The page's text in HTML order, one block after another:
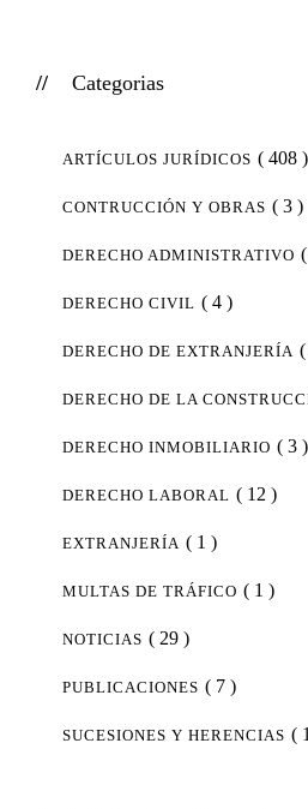
Categorias
ARTÍCULOS JURÍDICOS ( 408 )
CONTRUCCIÓN Y OBRAS ( 3 )
DERECHO ADMINISTRATIVO
DERECHO CIVIL ( 4 )
DERECHO DE EXTRANJERÍA
DERECHO DE LA
DERECHO INMOBILIARIO ( 3 )
DERECHO LABORAL ( 12 )
EXTRANJERÍA ( 1 )
MULTAS DE TRÁFICO ( 1 )
NOTICIAS ( 29 )
PUBLICACIONES ( 7 )
SUCESIONES Y HERENCIAS (